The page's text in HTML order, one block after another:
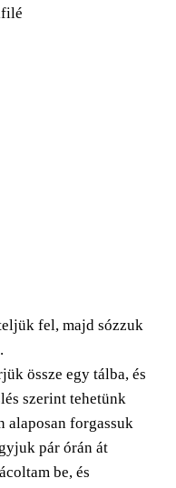
fel, majd sózzuk
össze egy tálba, és
szerint tehetünk
alaposan forgassuk
pár órán át
be, és